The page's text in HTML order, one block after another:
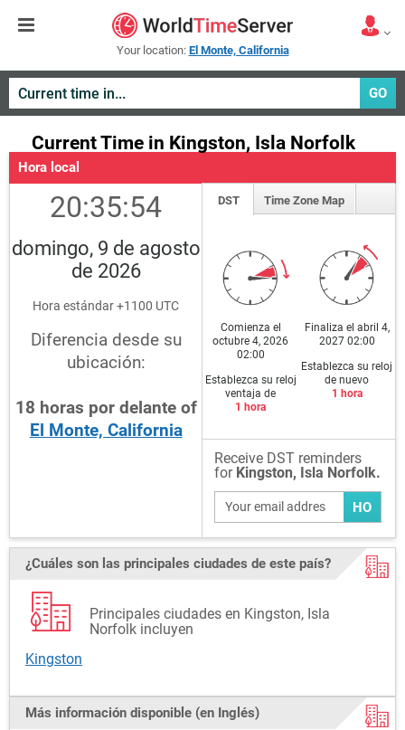
Your location: El Monte, California
GO
Current Time in Kingston, Isla Norfolk
Hora local
20:35:55
domingo, 9 de agosto
de 2026
Hora estándar +1100 UTC
Diferencia desde su
ubicación:
18 horas por delante of
El Monte, California
DST Time Zone Map
Comienza el
octubre 4, 2026
02:00
Establezca su reloj
ventaja de
1 hora
Finaliza el abril 4,
2027 02:00
Establezca su reloj
de nuevo
1 hora
Receive DST reminders
for Kingston, Isla Norfolk.
HO
¿Cuáles son las principales ciudades de este país?
Principales ciudades en Kingston, Isla
Norfolk incluyen
Kingston
Más información disponible (en Inglés)